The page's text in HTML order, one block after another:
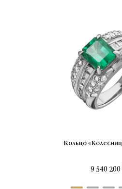
Кольцо
9 540